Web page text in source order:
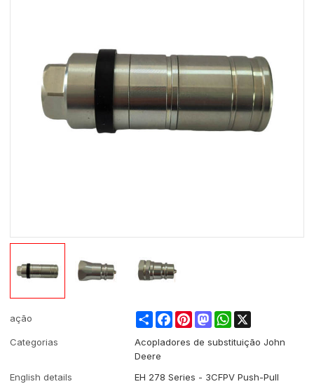
ação ShareFacebookPinterestMastodonWhatsApp
Categorias
Acopladores de substituição John
Deere
English details
EH 278 Series - 3CFPV Push-Pull